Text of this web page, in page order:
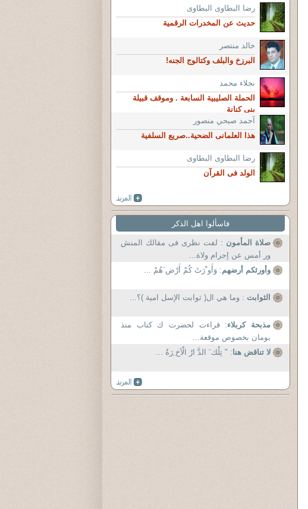
رضا البطاوى البطاوى
حديث عن المخدرات الرقمية
خالد منتصر
البرزخ والبلف وكتالوج الجنه!
نجلاء محمد
الحملة الصليبية السابعة . وموقف قبيلة
بني كنانة
آحمد صبحي منصور
هذا العلمانى الضحية..صريع السلفية
رضا البطاوى البطاوى
الولد فى القرآن
فاسألوا اهل الذكر
صلاة المأمون : لفت نظرى فى مقالك المنش
ور أمس عن إجرام ولاة...
وأورثكم أرضهم: وَأَو ْرَثَ كُمْ أَرْض َهُمْ ...
الثوابت : وما هي ال( ثوابت الإسل امية )؟...
مذبحة كربلاء: قراءت لحضرت ك كتاب منذ
بومان بخصوص موقعة...
لا تناقض هنا: " تِلْك َ الدَّ ارُ الْآخ ِرَةُ ...